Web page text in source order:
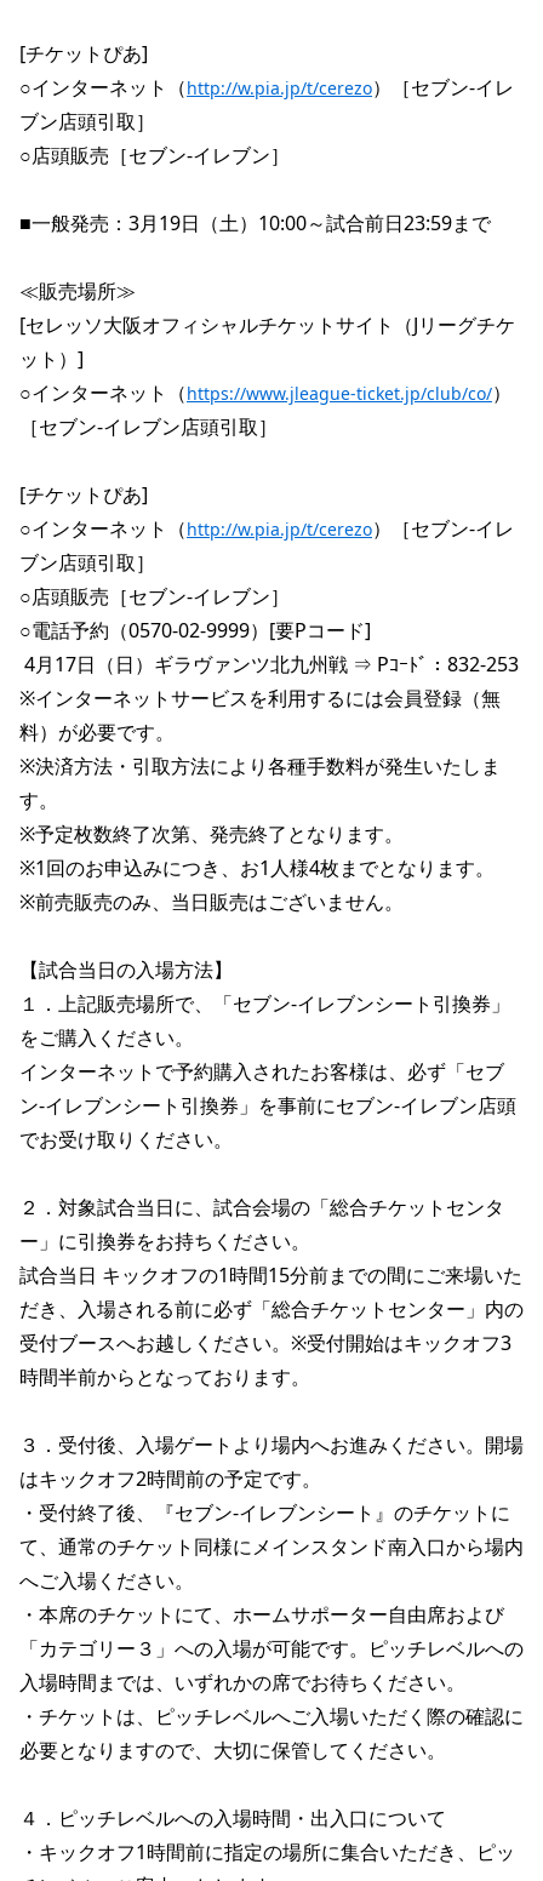
[チケットぴあ]
○インターネット（http://w.pia.jp/t/cerezo）［セブン-イレ
ブン店頭引取］
○店頭販売［セブン-イレブン］
■一般発売：3月19日（土）10:00～試合前日23:59まで
≪販売場所≫
[セレッソ大阪オフィシャルチケットサイト（Jリーグチケ
ット）]
○インターネット（https://www.jleague-ticket.jp/club/co/）
［セブン-イレブン店頭引取］
[チケットぴあ]
○インターネット（http://w.pia.jp/t/cerezo）［セブン-イレ
ブン店頭引取］
○店頭販売［セブン-イレブン］
○電話予約（0570-02-9999）[要Pコード]
4月17日（日）ギラヴァンツ北九州戦 ⇒ Pｺｰﾄﾞ：832-253
※インターネットサービスを利用するには会員登録（無
料）が必要です。
※決済方法・引取方法により各種手数料が発生いたしま
す。
※予定枚数終了次第、発売終了となります。
※1回のお申込みにつき、お1人様4枚までとなります。
※前売販売のみ、当日販売はございません。
【試合当日の入場方法】
１．上記販売場所で、「セブン‐イレブンシート引換券」
をご購入ください。
インターネットで予約購入されたお客様は、必ず「セブ
ン‐イレブンシート引換券」を事前にセブン‐イレブン店頭
でお受け取りください。
２．対象試合当日に、試合会場の「総合チケットセンタ
ー」に引換券をお持ちください。
試合当日 キックオフの1時間15分前までの間にご来場いた
だき、入場される前に必ず「総合チケットセンター」内の
受付ブースへお越しください。※受付開始はキックオフ3
時間半前からとなっております。
３．受付後、入場ゲートより場内へお進みください。開場
はキックオフ2時間前の予定です。
・受付終了後、『セブン-イレブンシート』のチケットに
て、通常のチケット同様にメインスタンド南入口から場内
へご入場ください。
・本席のチケットにて、ホームサポーター自由席および
「カテゴリー３」への入場が可能です。ピッチレベルへの
入場時間までは、いずれかの席でお待ちください。
・チケットは、ピッチレベルへご入場いただく際の確認に
必要となりますので、大切に保管してください。
４．ピッチレベルへの入場時間・出入口について
・キックオフ1時間前に指定の場所に集合いただき、ピッ